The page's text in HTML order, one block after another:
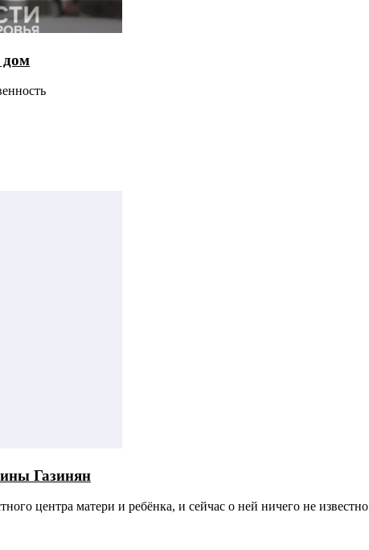
дом
Газинян
центра матери и ребёнка, и сейчас о ней ничего не известно